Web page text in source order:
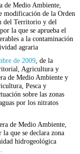
de Medio Ambiente,
modificación de la Orden
del Territorio y del
la que se aprueba el
a la contaminación
agraria
de 2009 , de la
Agricul­tura y
de Medio Ambiente y
Pesca y
sobre las zonas
por los nitratos
de Medio Ambiente,
que se declara zona
hidrogeológica